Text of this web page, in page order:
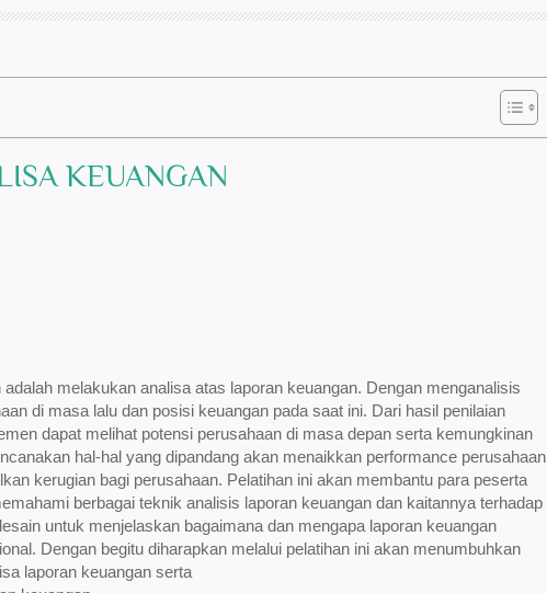
KEUANGAN
melakukan analisa atas laporan keuangan. Dengan menganalisis
di masa lalu dan posisi keuangan pada saat ini. Dari hasil penilaian
dapat melihat potensi perusahaan di masa depan serta kemungkinan
hal-hal yang dipandang akan menaikkan performance perusahaan
kerugian bagi perusahaan. Pelatihan ini akan membantu para peserta
berbagai teknik analisis laporan keuangan dan kaitannya terhadap
untuk menjelaskan bagaimana dan mengapa laporan keuangan
Dengan begitu diharapkan melalui pelatihan ini akan menumbuhkan
laporan keuangan serta